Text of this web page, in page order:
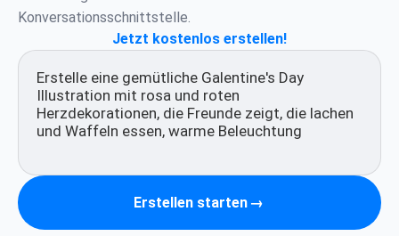
Konversationsschnittstelle.
Jetzt kostenlos erstellen!
Erstellen starten →